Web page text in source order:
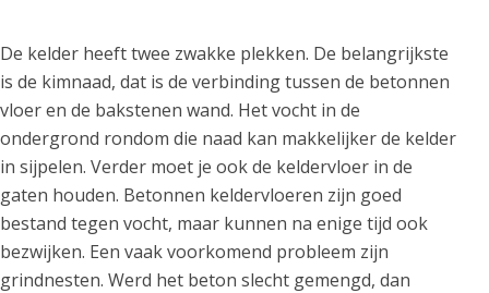
De kelder heeft twee zwakke plekken. De belangrijkste
is de kimnaad, dat is de verbinding tussen de betonnen
vloer en de bakstenen wand. Het vocht in de
ondergrond rondom die naad kan makkelijker de kelder
in sijpelen. Verder moet je ook de keldervloer in de
gaten houden. Betonnen keldervloeren zijn goed
bestand tegen vocht, maar kunnen na enige tijd ook
bezwijken. Een vaak voorkomend probleem zijn
grindnesten. Werd het beton slecht gemengd, dan